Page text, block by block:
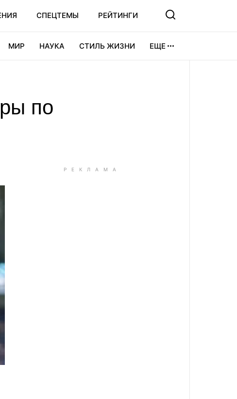
СПЕЦТЕМЫ РЕЙТИНГИ
МИР НАУКА СТИЛЬ ЖИЗНИ ЕЩЕ
по